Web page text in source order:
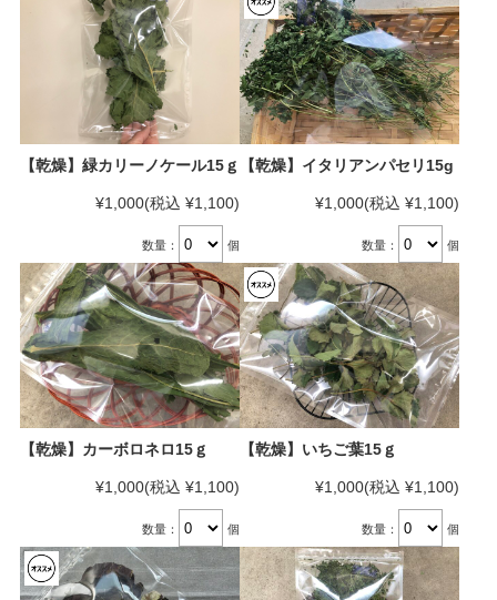
【乾燥】緑カリーノケール15ｇ
¥1,000(税込 ¥1,100)
数量： 個
【乾燥】イタリアンパセリ15g
¥1,000(税込 ¥1,100)
数量： 個
【乾燥】カーボロネロ15ｇ
¥1,000(税込 ¥1,100)
数量： 個
【乾燥】いちご葉15ｇ
¥1,000(税込 ¥1,100)
数量： 個